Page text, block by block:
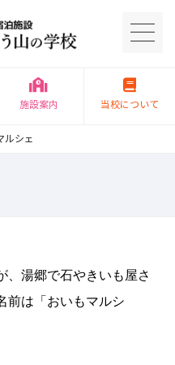
施設案内 当校について
ルシェ
、湯郷で石やきいも屋さ
前は「おいもマルシ